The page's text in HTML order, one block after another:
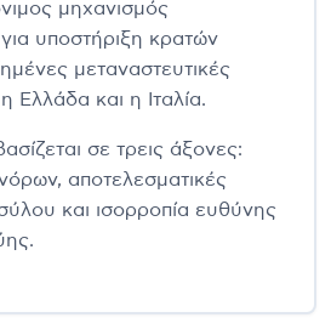
μηχανισμός
υποστήριξη κρατών
μεταναστευτικές
Ελλάδα και η Ιταλία.
σε τρεις άξονες:
αποτελεσματικές
και ισορροπία ευθύνης